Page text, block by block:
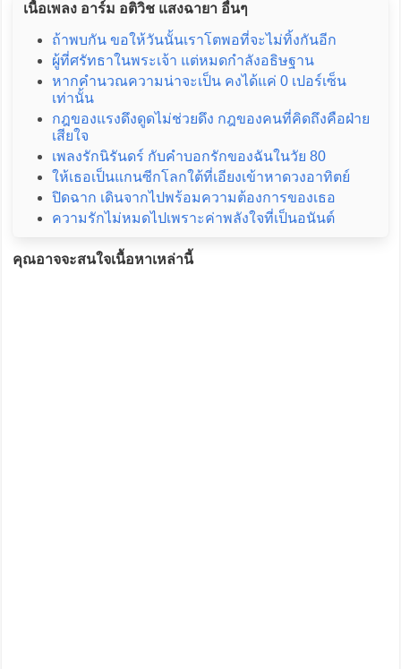
เนื้อเพลง อาร์ม อติวิช แสงฉายา อื่นๆ
ถ้าพบกัน ขอให้วันนั้นเราโตพอที่จะไม่ทิ้งกันอีก
ผู้ที่ศรัทธาในพระเจ้า แต่หมดกำลังอธิษฐาน
หากคำนวณความน่าจะเป็น คงได้แค่ 0 เปอร์เซ็น
เท่านั้น
กฎของแรงดึงดูดไม่ช่วยดึง กฎของคนที่คิดถึงคือฝ่าย
เสียใจ
เพลงรักนิรันดร์ กับคำบอกรักของฉันในวัย 80
ให้เธอเป็นแกนซีกโลกใต้ที่เอียงเข้าหาดวงอาทิตย์
ปิดฉาก เดินจากไปพร้อมความต้องการของเธอ
ความรักไม่หมดไปเพราะค่าพลังใจที่เป็นอนันต์
คุณอาจจะสนใจเนื้อหาเหล่านี้